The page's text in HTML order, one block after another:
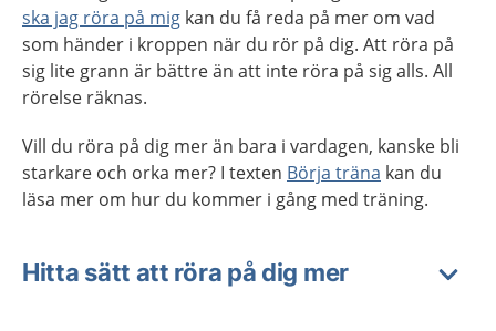
ska jag röra på mig kan du få reda på mer om vad
som händer i kroppen när du rör på dig. Att röra på
sig lite grann är bättre än att inte röra på sig alls. All
rörelse räknas.
Vill du röra på dig mer än bara i vardagen, kanske bli
starkare och orka mer? I texten Börja träna kan du
läsa mer om hur du kommer i gång med träning.
Hitta sätt att röra på dig mer